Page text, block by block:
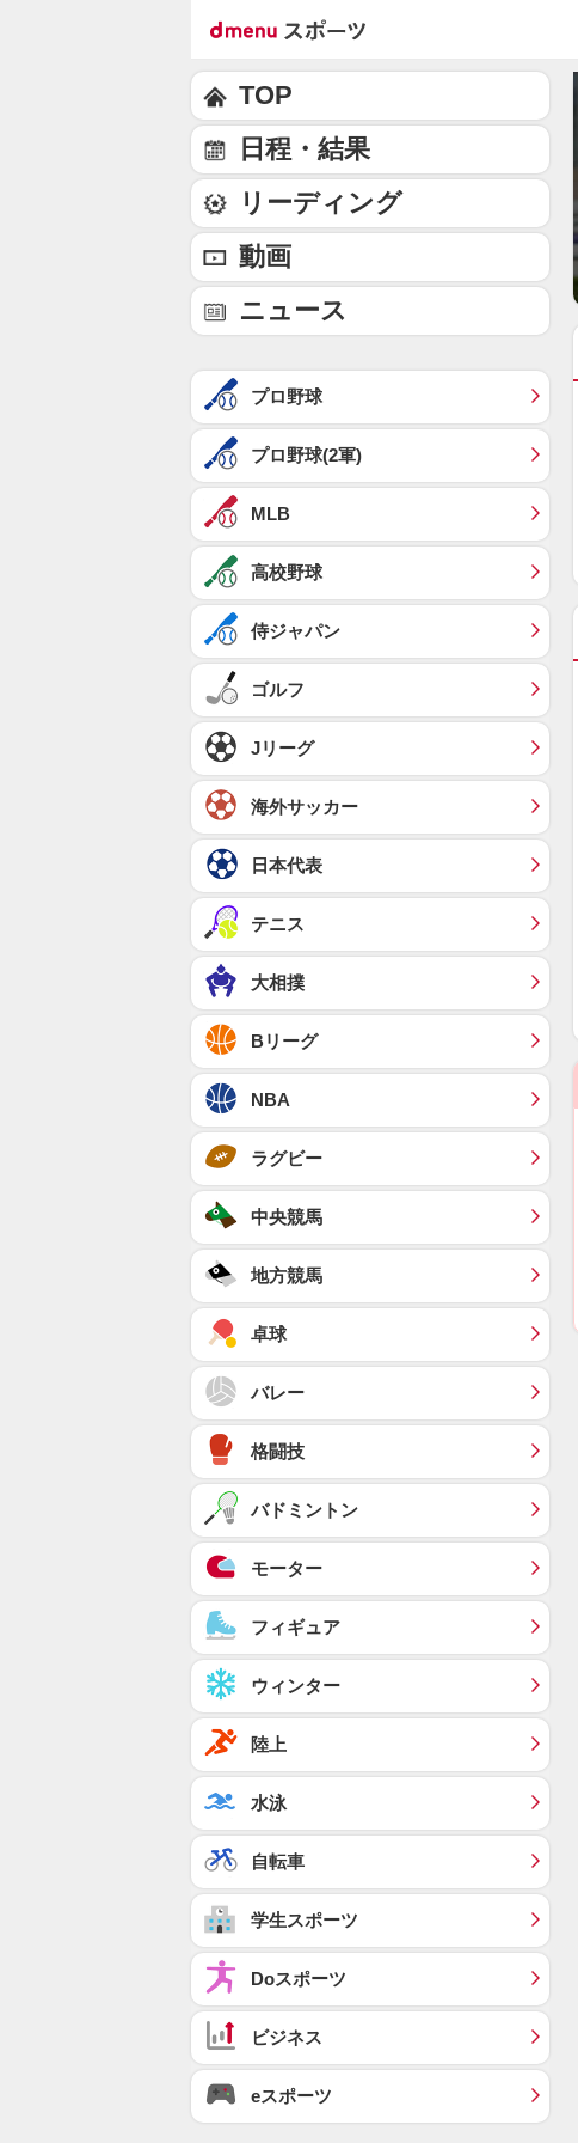
TOP
日程・結果
リーディング
動画
ニュース
プロ野球
プロ野球(2軍)
MLB
高校野球
侍ジャパン
ゴルフ
Jリーグ
海外サッカー
日本代表
テニス
大相撲
Bリーグ
NBA
ラグビー
中央競馬
地方競馬
卓球
バレー
格闘技
バドミントン
モーター
フィギュア
ウィンター
陸上
水泳
自転車
学生スポーツ
Doスポーツ
ビジネス
eスポーツ